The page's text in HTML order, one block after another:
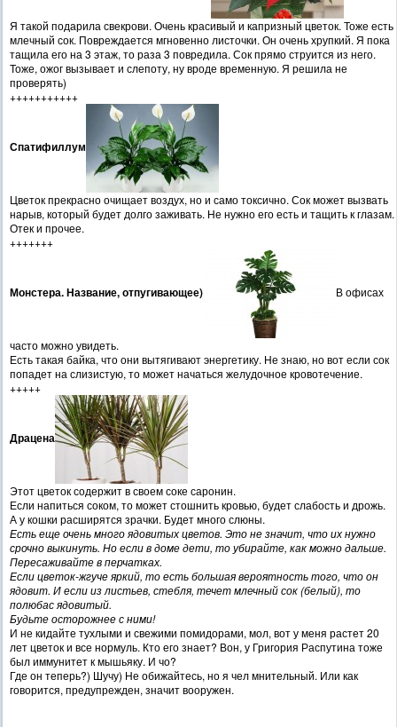
Я такой подарила свекрови. Очень красивый и капризный цветок. Тоже есть
млечный сок. Повреждается мгновенно листочки. Он очень хрупкий. Я пока
тащила его на 3 этаж, то раза 3 повредила. Сок прямо струится из него.
Тоже, ожог вызывает и слепоту, ну вроде временную. Я решила не
проверять)
+++++++++++
Спатифиллум
Цветок прекрасно очищает воздух, но и само токсично. Сок может вызвать
нарыв, который будет долго заживать. Не нужно его есть и тащить к глазам.
Отек и прочее.
+++++++
Монстера. Название, отпугивающее) В офисах
часто можно увидеть.
Есть такая байка, что они вытягивают энергетику. Не знаю, но вот если сок
попадет на слизистую, то может начаться желудочное кровотечение.
+++++
Драцена
Этот цветок содержит в своем соке саронин.
Если напиться соком, то может стошнить кровью, будет слабость и дрожь.
А у кошки расширятся зрачки. Будет много слюны.
Есть еще очень много ядовитых цветов. Это не значит, что их нужно
срочно выкинуть. Но если в доме дети, то убирайте, как можно дальше.
Пересаживайте в перчатках.
Если цветок-жгуче яркий, то есть большая вероятность того, что он
ядовит. И если из листьев, стебля, течет млечный сок (белый), то
полюбас ядовитый.
Будьте осторожнее с ними!
И не кидайте тухлыми и свежими помидорами, мол, вот у меня растет 20
лет цветок и все нормуль. Кто его знает? Вон, у Григория Распутина тоже
был иммунитет к мышьяку. И чо?
Где он теперь?) Шучу) Не обижайтесь, но я чел мнительный. Или как
говорится, предупрежден, значит вооружен.